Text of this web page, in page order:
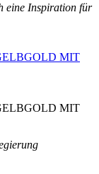
eine Inspiration für
MIT
MIT